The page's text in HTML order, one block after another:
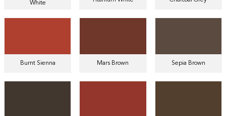
White
Burnt Sienna Mars Brown Sepia Brown